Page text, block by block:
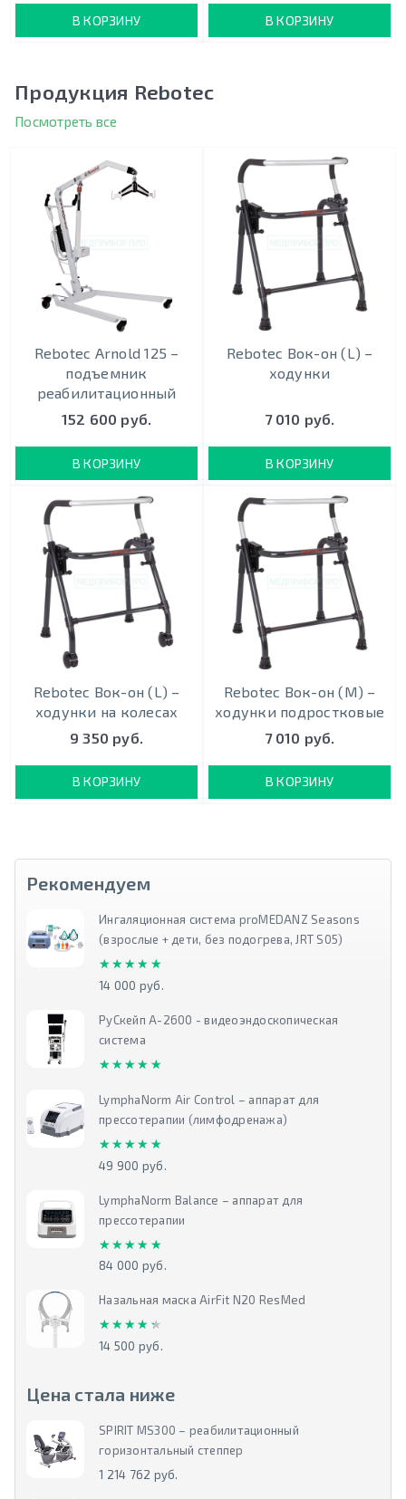
В КОРЗИНУ В КОРЗИНУ
Продукция Rebotec
Посмотреть все
Rebotec Arnold 125 –
подъемник
реабилитационный
152 600 руб.
В КОРЗИНУ
Rebotec Вок-он (L) –
ходунки
7 010 руб.
В КОРЗИНУ
Rebotec Вок-он (L) –
ходунки на колесах
9 350 руб.
В КОРЗИНУ
Rebotec Вок-он (M) –
ходунки подростковые
7 010 руб.
В КОРЗИНУ
Рекомендуем
Ингаляционная система proMEDANZ Seasons
(взрослые + дети, без подогрева, JRT S05)
★★★★★
★★★★★
14 000 руб.
РуСкейп А-2600 - видеоэндоскопическая
система
★★★★★
★★★★★
LymphaNorm Air Control – аппарат для
прессотерапии (лимфодренажа)
★★★★★
★★★★★
49 900 руб.
LymphaNorm Balance – аппарат для
прессотерапии
★★★★★
★★★★★
84 000 руб.
Назальная маска AirFit N20 ResMed
★★★★★
★★★★★
14 500 руб.
Цена стала ниже
SPIRIT MS300 – реабилитационный
горизонтальный степпер
1 214 762 руб.